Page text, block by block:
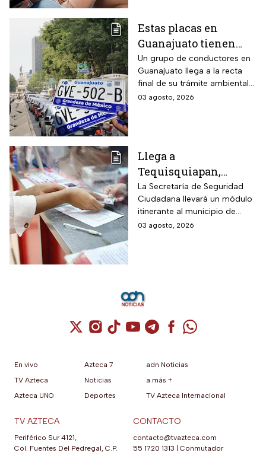
Estas placas en
Guanajuato tienen
hasta el 31 de agosto
2026 para realizar la
verificación
vehicular o habrá
Un grupo de conductores en
Guanajuato llega a la recta
final de su trámite ambiental
semestral. El descuido cuesta
03 agosto, 2026
Llega a
Tequisquiapan,
Querétaro, unidad
móvil de licencia de
conducir este martes
4 de agosto: los cupos
La Secretaría de Seguridad
Ciudadana llevará un módulo
itinerante al municipio de
Tequisquiapan, en Querétaro,
03 agosto, 2026
Cuenta de X / Twitter (se abre en una
Cuenta de Instagram (se abre en una
Cuenta de TikTok (se abre en
Cuenta de YouTube (se abre
Cuenta de Telegram (se
Cuenta de
Cuenta de
En vivo
TV Azteca
Azteca UNO
Azteca 7
Noticias
Deportes
adn Noticias
a más +
TV Azteca Internacional
TV AZTECA
Periférico Sur 4121,
Col. Fuentes Del Pedregal, C.P.
CONTACTO
contacto@tvazteca.com
55 1720 1313
Conmutador